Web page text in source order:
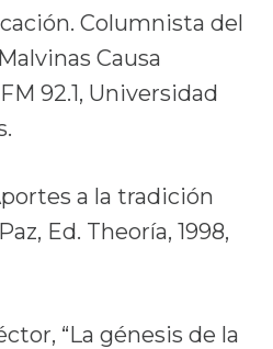
Columnista del
Causa
92.1, Universidad
a la tradición
Ed. Theoría, 1998,
“La génesis de la